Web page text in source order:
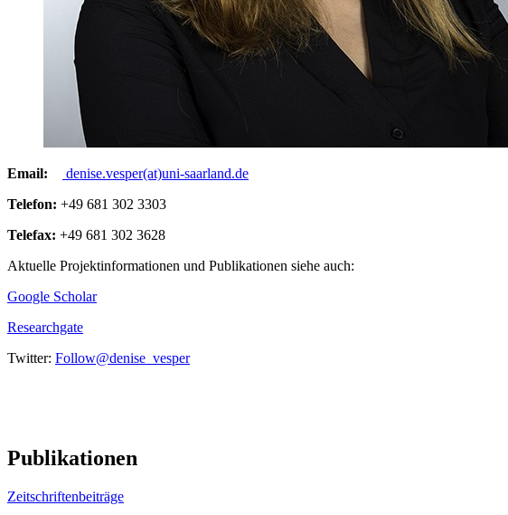
Email:
denise.vesper(at)uni-saarland.de
Telefon: +49 681 302 3303
Telefax: +49 681 302 3628
Aktuelle Projektinformationen und Publikationen siehe auch:
Google Scholar
Researchgate
Twitter: Follow@denise_vesper
Publikationen
Zeitschriftenbeiträge